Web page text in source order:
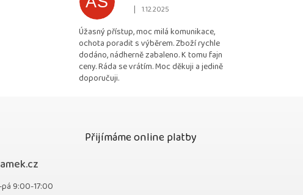
je 5 z 5 hvězdiček.
Hodnocení obchodu je 5 z 5 hvězdiček.
| 1.12.2025
Úžasný přístup, moc milá komunikace,
ochota poradit s výběrem. Zboží rychle
dodáno, nádherně zabaleno. K tomu fajn
ceny. Ráda se vrátím. Moc děkuji a jedině
doporučuji.
9:00-17:00
Přijímáme online platby